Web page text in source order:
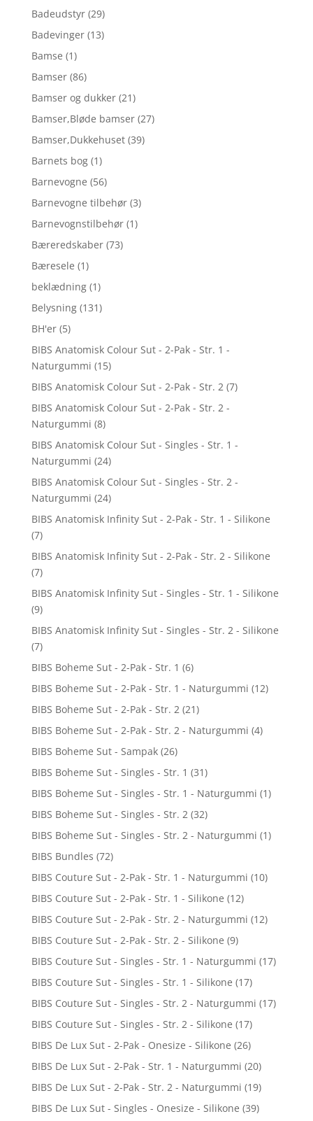
Badeudstyr (29)
Badevinger (13)
Bamse (1)
Bamser (86)
Bamser og dukker (21)
Bamser,Bløde bamser (27)
Bamser,Dukkehuset (39)
Barnets bog (1)
Barnevogne (56)
Barnevogne tilbehør (3)
Barnevognstilbehør (1)
Bæreredskaber (73)
Bæresele (1)
beklædning (1)
Belysning (131)
BH'er (5)
BIBS Anatomisk Colour Sut - 2-Pak - Str. 1 -
Naturgummi (15)
BIBS Anatomisk Colour Sut - 2-Pak - Str. 2 (7)
BIBS Anatomisk Colour Sut - 2-Pak - Str. 2 -
Naturgummi (8)
BIBS Anatomisk Colour Sut - Singles - Str. 1 -
Naturgummi (24)
BIBS Anatomisk Colour Sut - Singles - Str. 2 -
Naturgummi (24)
BIBS Anatomisk Infinity Sut - 2-Pak - Str. 1 - Silikone
(7)
BIBS Anatomisk Infinity Sut - 2-Pak - Str. 2 - Silikone
(7)
BIBS Anatomisk Infinity Sut - Singles - Str. 1 - Silikone
(9)
BIBS Anatomisk Infinity Sut - Singles - Str. 2 - Silikone
(7)
BIBS Boheme Sut - 2-Pak - Str. 1 (6)
BIBS Boheme Sut - 2-Pak - Str. 1 - Naturgummi (12)
BIBS Boheme Sut - 2-Pak - Str. 2 (21)
BIBS Boheme Sut - 2-Pak - Str. 2 - Naturgummi (4)
BIBS Boheme Sut - Sampak (26)
BIBS Boheme Sut - Singles - Str. 1 (31)
BIBS Boheme Sut - Singles - Str. 1 - Naturgummi (1)
BIBS Boheme Sut - Singles - Str. 2 (32)
BIBS Boheme Sut - Singles - Str. 2 - Naturgummi (1)
BIBS Bundles (72)
BIBS Couture Sut - 2-Pak - Str. 1 - Naturgummi (10)
BIBS Couture Sut - 2-Pak - Str. 1 - Silikone (12)
BIBS Couture Sut - 2-Pak - Str. 2 - Naturgummi (12)
BIBS Couture Sut - 2-Pak - Str. 2 - Silikone (9)
BIBS Couture Sut - Singles - Str. 1 - Naturgummi (17)
BIBS Couture Sut - Singles - Str. 1 - Silikone (17)
BIBS Couture Sut - Singles - Str. 2 - Naturgummi (17)
BIBS Couture Sut - Singles - Str. 2 - Silikone (17)
BIBS De Lux Sut - 2-Pak - Onesize - Silikone (26)
BIBS De Lux Sut - 2-Pak - Str. 1 - Naturgummi (20)
BIBS De Lux Sut - 2-Pak - Str. 2 - Naturgummi (19)
BIBS De Lux Sut - Singles - Onesize - Silikone (39)